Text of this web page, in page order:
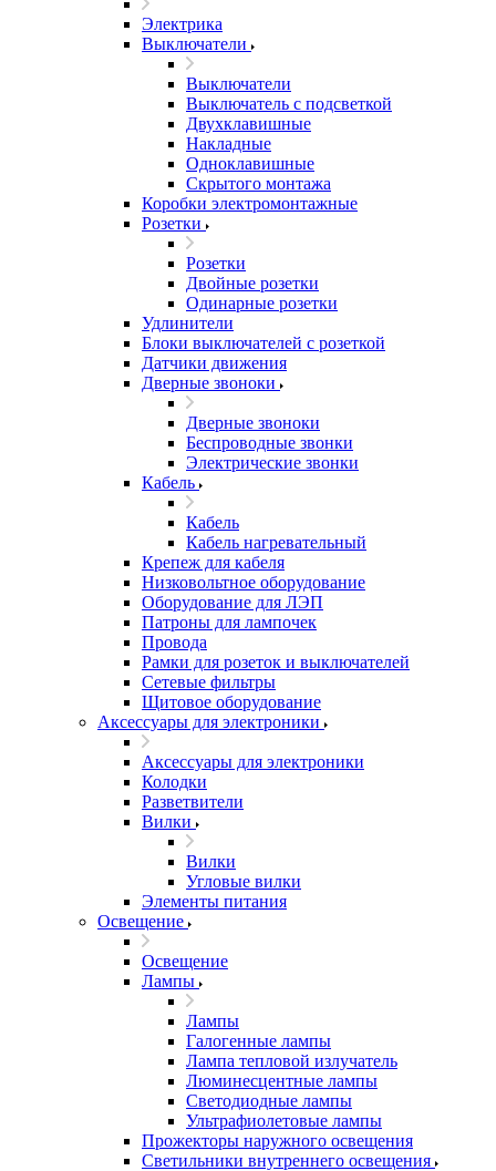
Электрика
Выключатели
Выключатели
Выключатель с подсветкой
Двухклавишные
Накладные
Одноклавишные
Скрытого монтажа
Коробки электромонтажные
Розетки
Розетки
Двойные розетки
Одинарные розетки
Удлинители
Блоки выключателей с розеткой
Датчики движения
Дверные звоноки
Дверные звоноки
Беспроводные звонки
Электрические звонки
Кабель
Кабель
Кабель нагревательный
Крепеж для кабеля
Низковольтное оборудование
Оборудование для ЛЭП
Патроны для лампочек
Провода
Рамки для розеток и выключателей
Сетевые фильтры
Щитовое оборудование
Аксессуары для электроники
Аксессуары для электроники
Колодки
Разветвители
Вилки
Вилки
Угловые вилки
Элементы питания
Освещение
Освещение
Лампы
Лампы
Галогенные лампы
Лампа тепловой излучатель
Люминесцентные лампы
Светодиодные лампы
Ультрафиолетовые лампы
Прожекторы наружного освещения
Светильники внутреннего освещения